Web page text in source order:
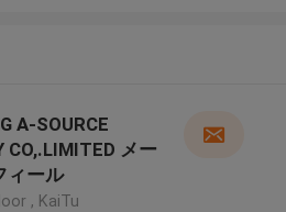
A-SOURCE
CO,.LIMITED メー
ィール
, KaiTu